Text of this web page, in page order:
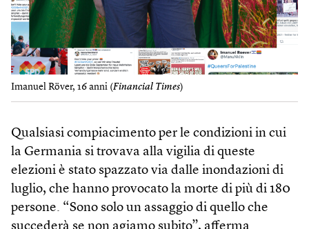
Imanuel Röver, 16 anni (Financial Times)
Qualsiasi compiacimento per le condizioni in cui
la Germania si trovava alla vigilia di queste
elezioni è stato spazzato via dalle inondazioni di
luglio, che hanno provocato la morte di più di 180
persone. “Sono solo un assaggio di quello che